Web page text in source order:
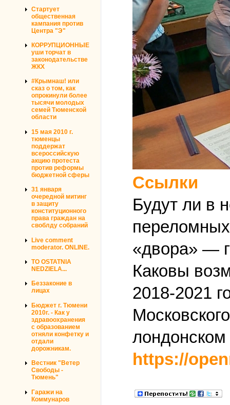
Стартует
общественная
кампания против
Центра "Э"
КОРРУПЦИОННЫЕ
уши торчат в
законодательстве
ЖКХ
#Крымнаш! или
сказ о том, как
опрокинули более
тысячи молодых
семей Тюменской
области
15 мая 2010 г.
тюменцы
поддержат
всероссийскую
акцию протеста
против реформы
бюджетной сферы
31 января
очередной митинг
в защиту
конституционного
права граждан на
своблду собраний
Live comment
moderator. ONLINE.
TO OSTATNIA
NEDZIELA...
Беззаконие в
лицах
Бюджет г. Тюмени
2010г. - Как у
здравоохранения
с образованием
отняли конфетку и
отдали
дорожникам.
Вестник "Ветер
Свободы -
Тюмень"
Гаражи на
Коммунаров
Ссылки
Будут ли в
«двора» —
Каковы
2018-2021
https://